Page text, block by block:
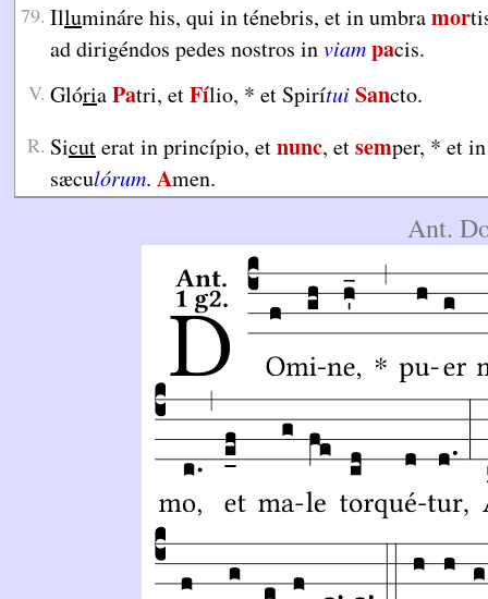
79. Illumináre his, qui in ténebris, et in umbramor
ad dirigéndos pedes nostros inviampacis.
V. GlóriaPatri, etFílio, * et SpirítuiSancto.
R. Sicuterat in princípio, etnunc, etsemper, * et
sæculórum. Amen.
Ant.